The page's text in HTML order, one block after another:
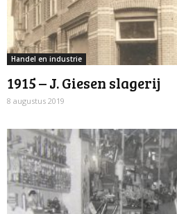
Handel en industrie
1915 – J. Giesen slagerij
8 augustus 2019